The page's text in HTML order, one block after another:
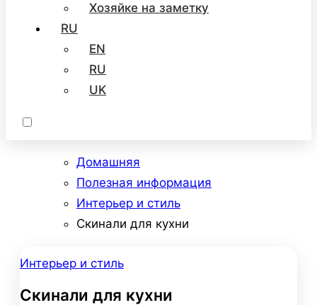
Хозяйке на заметку
RU
EN
RU
UK
Домашняя
Полезная информация
Интерьер и стиль
Скинали для кухни
Интерьер и стиль
Скинали для кухни